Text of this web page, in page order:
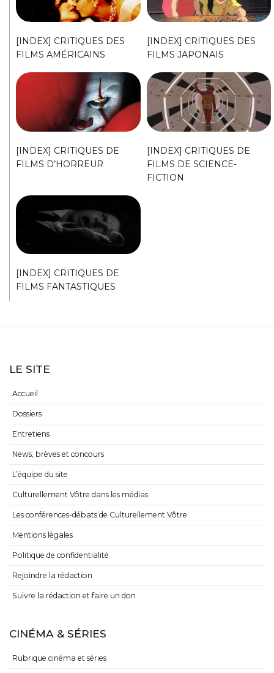
[INDEX] CRITIQUES DES
FILMS AMÉRICAINS
[INDEX] CRITIQUES DES
FILMS JAPONAIS
[INDEX] CRITIQUES DE
FILMS D’HORREUR
[INDEX] CRITIQUES DE
FILMS DE SCIENCE-
FICTION
[INDEX] CRITIQUES DE
FILMS FANTASTIQUES
LE SITE
Accueil
Dossiers
Entretiens
News, brèves et concours
L’équipe du site
Culturellement Vôtre dans les médias
Les conférences-débats de Culturellement Vôtre
Mentions légales
Politique de confidentialité
Rejoindre la rédaction
Suivre la rédaction et faire un don
CINÉMA & SÉRIES
Rubrique cinéma et séries